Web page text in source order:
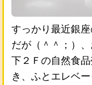
すっかり最近銀
だが（＾＾；）
下２Ｆの自然食
き、ふとエレベ